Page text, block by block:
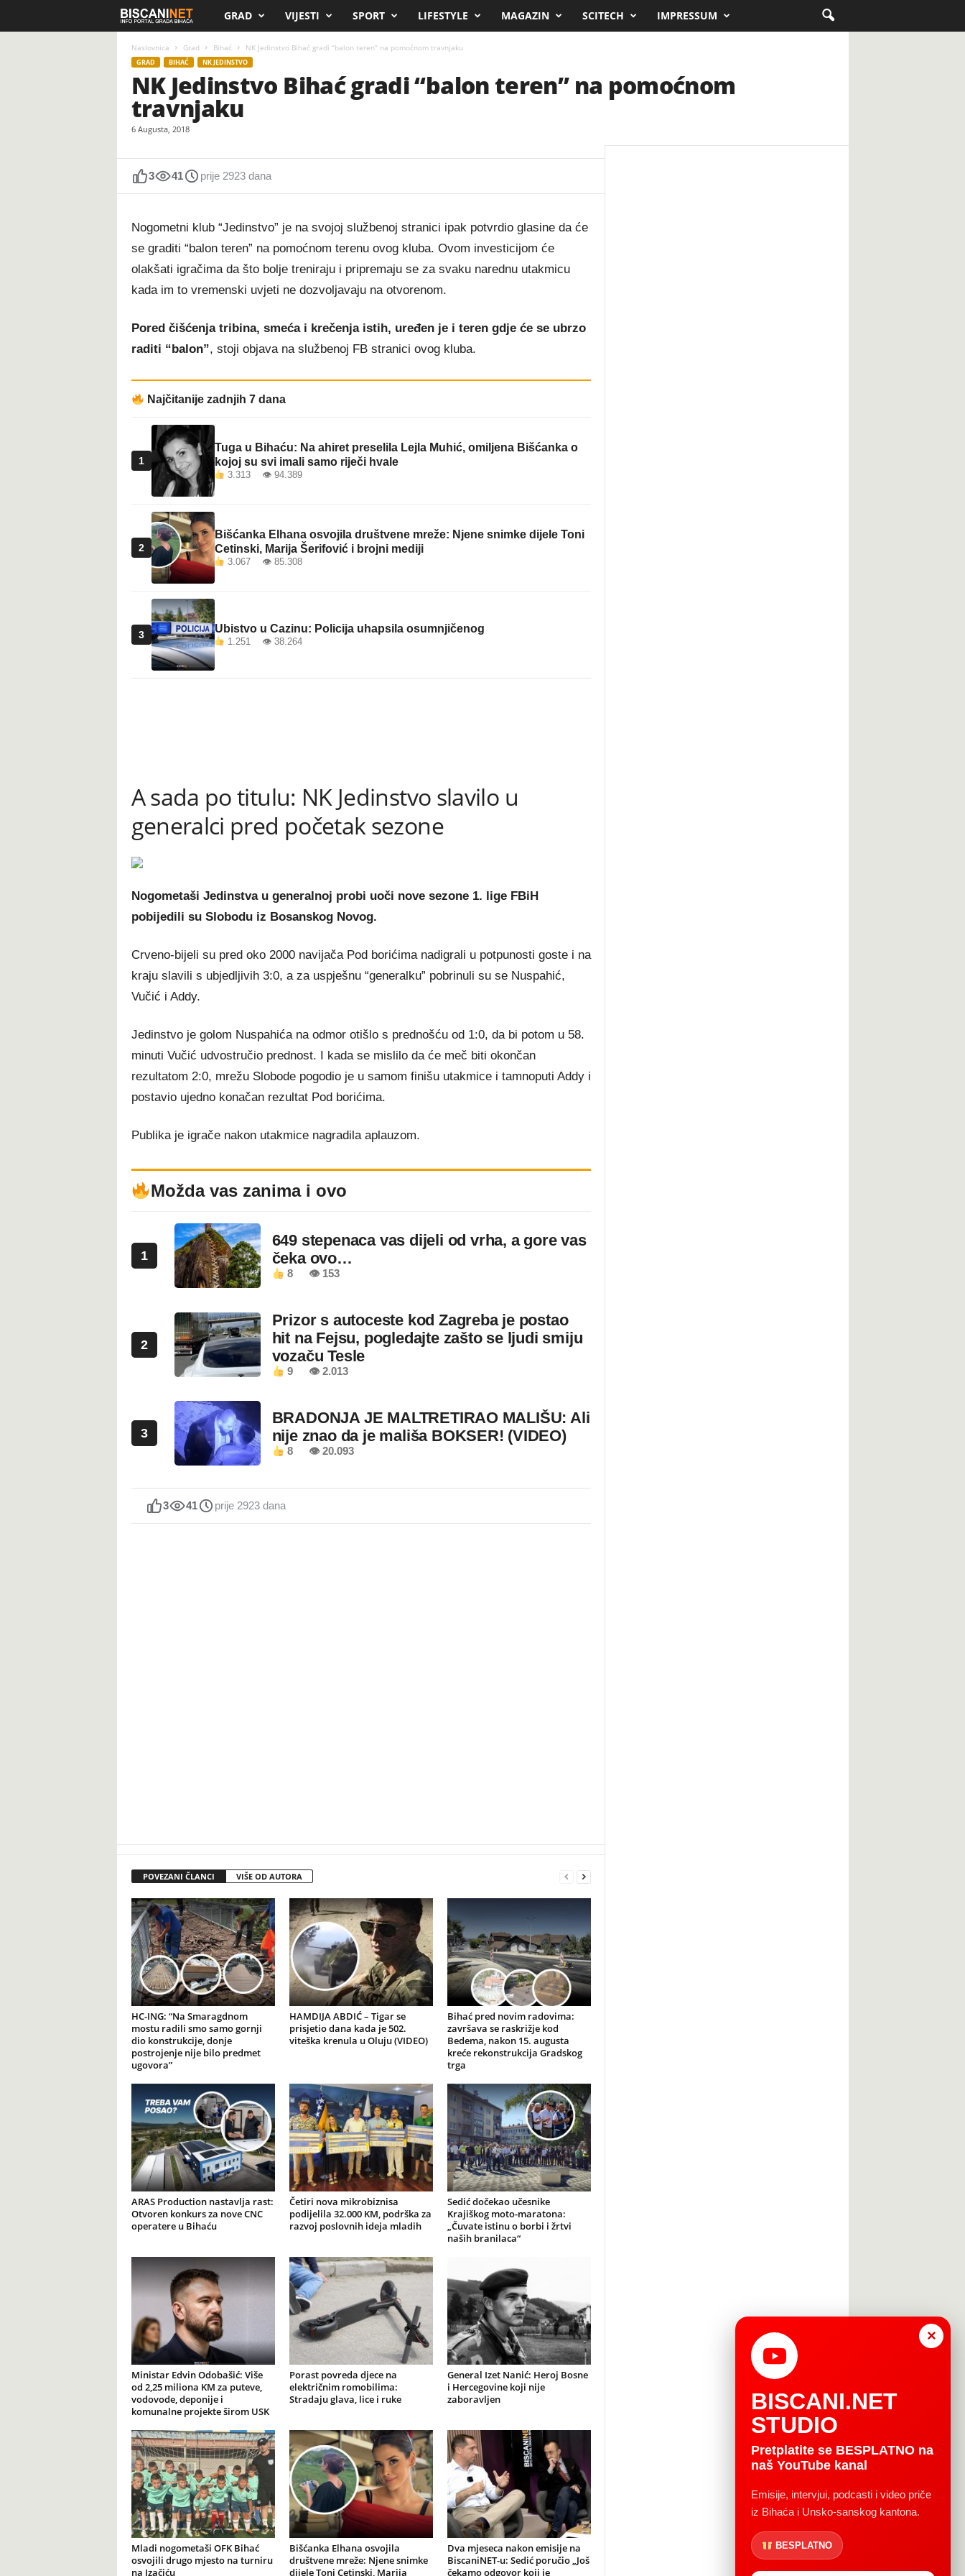
i
s
c
n
n
t
GRAD VIJESTI SPORT LIFESTYLE MAGAZIN SCITECH IMPRESSUM
Naslovnica Grad Bihać NK Jedinstvo Bihać gradi “balon teren” na pomoćnom travnjaku
GRAD BIHAĆ NK JEDINSTVO
NK Jedinstvo Bihać gradi “balon teren” na pomoćnom
travnjaku
6 Augusta, 2018
3 41 prije 2923 dana
Nogometni klub “Jedinstvo” je na svojoj službenoj stranici ipak potvrdio glasine da će
se graditi “balon teren” na pomoćnom terenu ovog kluba. Ovom investicijom će
olakšati igračima da što bolje treniraju i pripremaju se za svaku narednu utakmicu
kada im to vremenski uvjeti ne dozvoljavaju na otvorenom.
Pored čišćenja tribina, smeća i krečenja istih, uređen je i teren gdje će se ubrzo
raditi “balon”, stoji objava na službenoj FB stranici ovog kluba.
Najčitanije zadnjih 7 dana
1
Tuga u Bihaću: Na ahiret preselila Lejla Muhić, omiljena Bišćanka o
kojoj su svi imali samo riječi hvale
3.313 👁 94.389
2
Bišćanka Elhana osvojila društvene mreže: Njene snimke dijele Toni
Cetinski, Marija Šerifović i brojni mediji
3.067 👁 85.308
3 Ubistvo u Cazinu: Policija uhapsila osumnjičenog
1.251 👁 38.264
A sada po titulu: NK Jedinstvo slavilo u
generalci pred početak sezone
Nogometaši Jedinstva u generalnoj probi uoči nove sezone 1. lige FBiH
pobijedili su Slobodu iz Bosanskog Novog.
Crveno-bijeli su pred oko 2000 navijača Pod borićima nadigrali u potpunosti goste i na
kraju slavili s ubjedljivih 3:0, a za uspješnu “generalku” pobrinuli su se Nuspahić,
Vučić i Addy.
Jedinstvo je golom Nuspahića na odmor otišlo s prednošću od 1:0, da bi potom u 58.
minuti Vučić udvostručio prednost. I kada se mislilo da će meč biti okončan
rezultatom 2:0, mrežu Slobode pogodio je u samom finišu utakmice i tamnoputi Addy i
postavio ujedno konačan rezultat Pod borićima.
Publika je igrače nakon utakmice nagradila aplauzom.
Možda vas zanima i ovo
1
649 stepenaca vas dijeli od vrha, a gore vas
čeka ovo…
8 👁 153
2
Prizor s autoceste kod Zagreba je postao
hit na Fejsu, pogledajte zašto se ljudi smiju
vozaču Tesle
9 👁 2.013
3
BRADONJA JE MALTRETIRAO MALIŠU: Ali
nije znao da je mališa BOKSER! (VIDEO)
8 👁 20.093
3 41 prije 2923 dana
POVEZANI ČLANCI VIŠE OD AUTORA
HC-ING: “Na Smaragdnom
mostu radili smo samo gornji
dio konstrukcije, donje
postrojenje nije bilo predmet
ugovora”
HAMDIJA ABDIĆ – Tigar se
prisjetio dana kada je 502.
viteška krenula u Oluju (VIDEO)
Bihać pred novim radovima:
završava se raskrižje kod
Bedema, nakon 15. augusta
kreće rekonstrukcija Gradskog
trga
ARAS Production nastavlja rast:
Otvoren konkurs za nove CNC
operatere u Bihaću
Četiri nova mikrobiznisa
podijelila 32.000 KM, podrška za
razvoj poslovnih ideja mladih
Sedić dočekao učesnike
Krajiškog moto-maratona:
„Čuvate istinu o borbi i žrtvi
naših branilaca“
Ministar Edvin Odobašić: Više
od 2,25 miliona KM za puteve,
vodovode, deponije i
komunalne projekte širom USK
Porast povreda djece na
električnim romobilima:
Stradaju glava, lice i ruke
General Izet Nanić: Heroj Bosne
i Hercegovine koji nije
zaboravljen
Mladi nogometaši OFK Bihać
osvojili drugo mjesto na turniru
na Izačiću
Bišćanka Elhana osvojila
društvene mreže: Njene snimke
dijele Toni Cetinski, Marija
Dva mjeseca nakon emisije na
BiscaniNET-u: Sedić poručio „Još
čekamo odgovor koji je
×
BISCANI.NET
STUDIO
Pretplatite se BESPLATNO na
naš YouTube kanal
Emisije, intervjui, podcasti i video priče
iz Bihaća i Unsko-sanskog kantona.
BESPLATNO